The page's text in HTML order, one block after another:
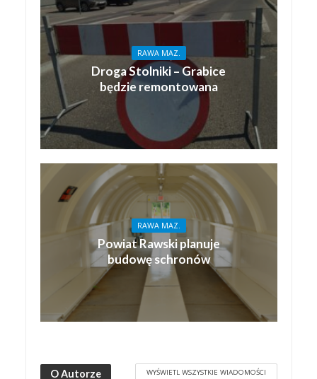
RAWA MAZ.
Droga Stolniki – Grabice
będzie remontowana
RAWA MAZ.
Powiat Rawski planuje
budowę schronów
O Autorze WYŚWIETL WSZYSTKIE WIADOMOŚCI